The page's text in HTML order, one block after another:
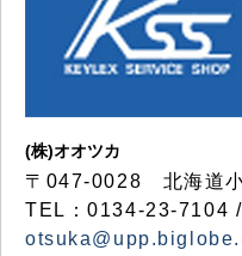
(株)オオツカ
〒047-0028 北海道
TEL：0134-23-7104